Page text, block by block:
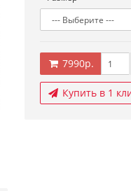
7990р.
Купить в 1